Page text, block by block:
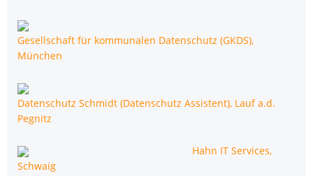
Gesell­schaft für kom­mu­na­len Daten­schutz (GKDS),
München
Daten­schutz Schmidt (Daten­schutz Assis­tent), Lauf a.d.
Pegnitz
Hahn IT Ser­vices,
Schwaig